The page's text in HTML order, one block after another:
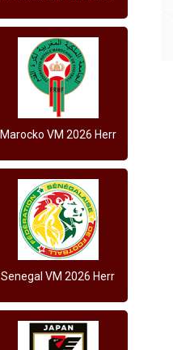
Marocko VM 2026 Herr
Senegal VM 2026 Herr